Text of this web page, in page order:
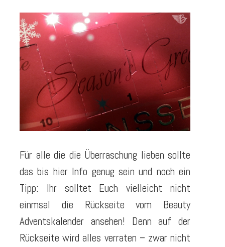
Für alle die die Überraschung lieben sollte
das bis hier Info genug sein und noch ein
Tipp: Ihr solltet Euch vielleicht nicht
einmsal die Rückseite vom Beauty
Adventskalender ansehen! Denn auf der
Rückseite wird alles verraten – zwar nicht